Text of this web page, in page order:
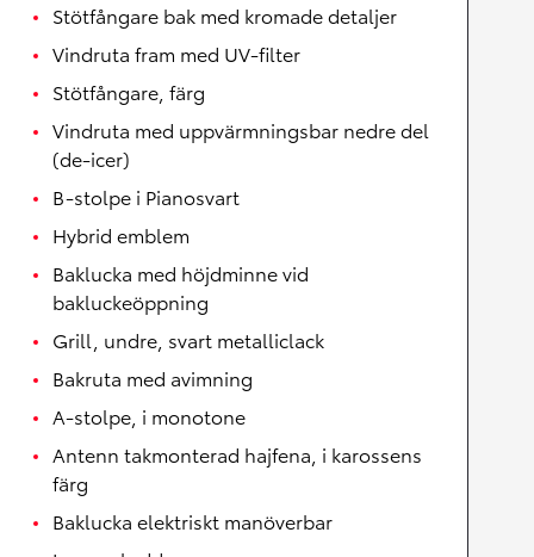
Stötfångare bak med kromade detaljer
Vindruta fram med UV-filter
Stötfångare, färg
Vindruta med uppvärmningsbar nedre del
(de-icer)
B-stolpe i Pianosvart
Hybrid emblem
Baklucka med höjdminne vid
bakluckeöppning
Grill, undre, svart metalliclack
Bakruta med avimning
A-stolpe, i monotone
Antenn takmonterad hajfena, i karossens
färg
Baklucka elektriskt manöverbar